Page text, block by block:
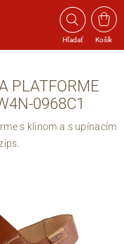
Hľadať Košík
PLATFORME
0968C1
s klinom a s upínacím